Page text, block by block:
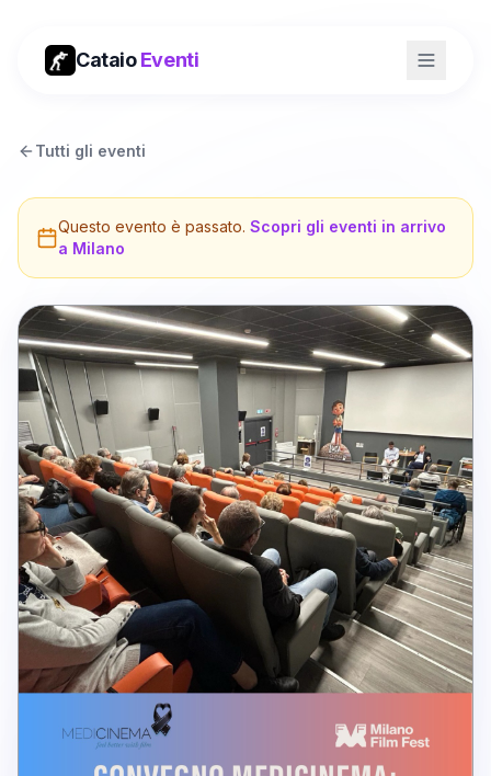
CataioEventi
Tutti gli eventi
Questo evento è passato. Scopri gli eventi in arrivo
a Milano